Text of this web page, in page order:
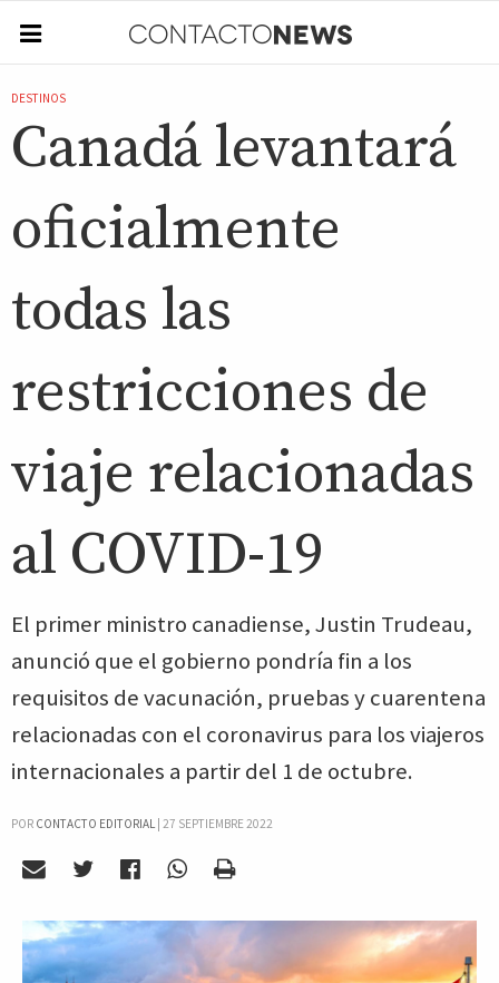
DESTINOS
Canadá levantará
oficialmente
todas las
restricciones de
viaje relacionadas
al COVID-19
El primer ministro canadiense, Justin Trudeau,
anunció que el gobierno pondría fin a los
requisitos de vacunación, pruebas y cuarentena
relacionadas con el coronavirus para los viajeros
internacionales a partir del 1 de octubre.
POR CONTACTO EDITORIAL| 27 SEPTIEMBRE 2022